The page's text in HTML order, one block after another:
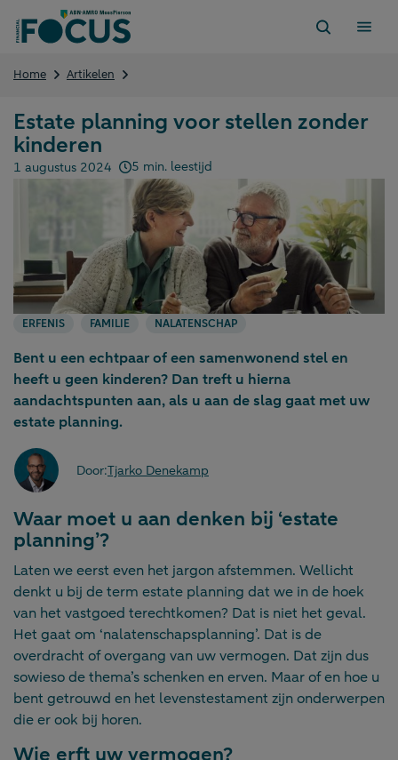
naar
Home Artikelen
stellen
kinderen
Estate planning voor stellen zonder
kinderen
Gepubliceerd op:
1 augustus 2024 5 min. leestijd
ERFENIS FAMILIE NALATENSCHAP
Bent u een echtpaar of een samenwonend stel en
heeft u geen kinderen? Dan treft u hierna
aandachtspunten aan, als u aan de slag gaat met uw
estate planning.
Door:Tjarko Denekamp
Waar moet u aan denken bij ‘estate
planning’?
Laten we eerst even het jargon afstemmen. Wellicht
denkt u bij de term estate planning dat we in de hoek
van het vastgoed terechtkomen? Dat is niet het geval.
Het gaat om ‘nalatenschapsplanning’. Dat is de
overdracht of overgang van uw vermogen. Dat zijn dus
sowieso de thema’s schenken en erven. Maar of en hoe u
bent getrouwd en het levenstestament zijn onderwerpen
die er ook bij horen.
Wie erft uw vermogen?